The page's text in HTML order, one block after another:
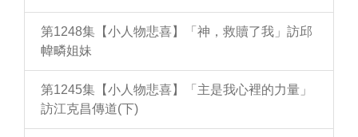
第1248集【小人物悲喜】「神，救贖了我」訪邱
幃疄姐妹
第1245集【小人物悲喜】「主是我心裡的力量」
訪江克昌傳道(下)